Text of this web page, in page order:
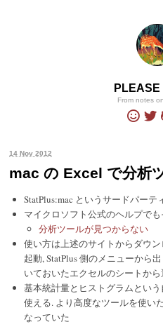
PLEASE
From notes
14 Nov 2012
mac の Excel で分析
StatPlus:mac というサードパー
マイクロソフト公式のヘルプで
分析ツールが見つからない
使い方は上述のサイトからダウ
起動, StatPlus 側のメニューから
いておいたエクセルのシートか
基本統計量とヒストグラムとい
使える. より高度なツールを使い
なっていた